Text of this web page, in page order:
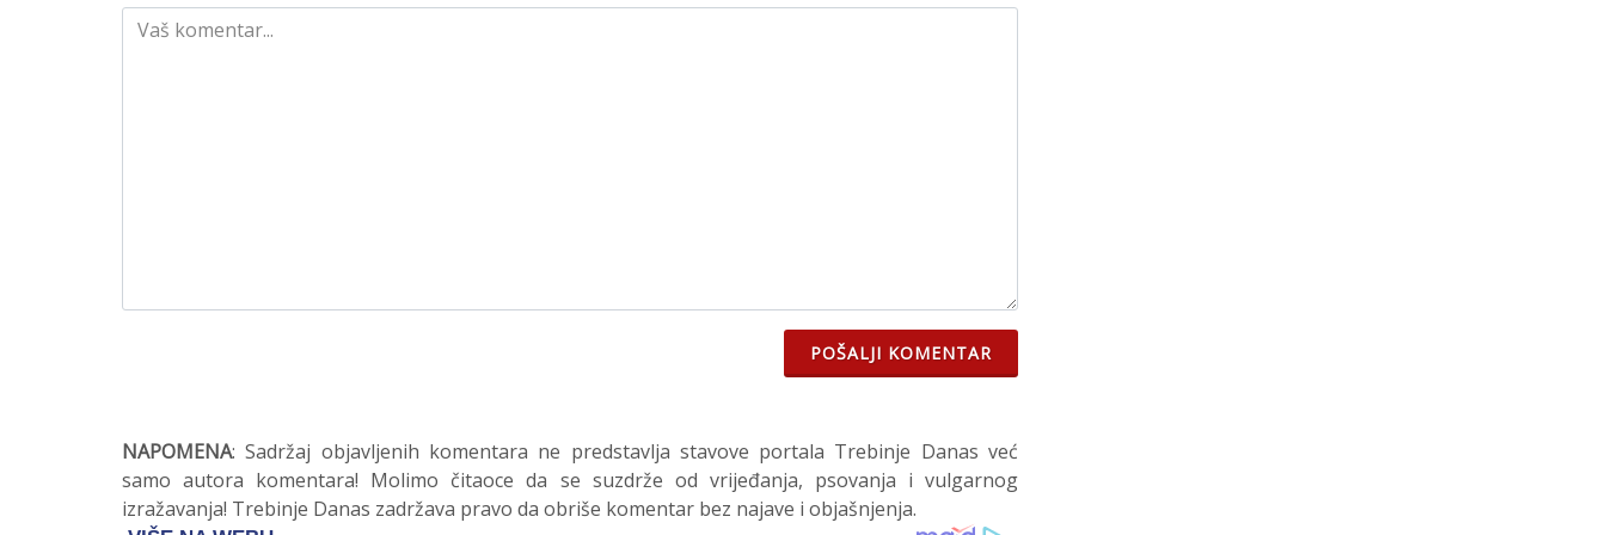
POŠALJI KOMENTAR
NAPOMENA: Sadržaj objavljenih komentara ne predstavlja stavove portala Trebinje Danas već
samo autora komentara! Molimo čitaoce da se suzdrže od vrijeđanja, psovanja i vulgarnog
izražavanja! Trebinje Danas zadržava pravo da obriše komentar bez najave i objašnjenja.